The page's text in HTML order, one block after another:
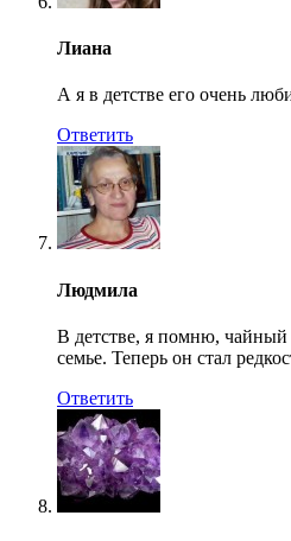
Лиана
А я в детстве его очень
Ответить
Людмила
В детстве, я помню,
семье. Теперь он стал
Ответить